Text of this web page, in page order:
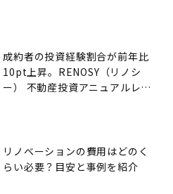
成約者の投資経験割合が前年比
10pt上昇。RENOSY（リノシ
ー） 不動産投資アニュアルレポ
リノベーションの費用はどのく
らい必要？目安と事例を紹介